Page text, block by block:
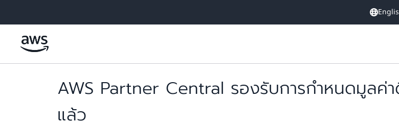
AWS Partner Central รองรับการกำหนดมูลค่
แล้ว